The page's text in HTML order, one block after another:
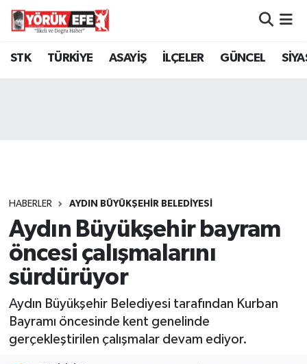
STK TÜRKİYE ASAYİŞ İLÇELER GÜNCEL
HABERLER AYDIN BÜYÜKŞEHİR BELEDİYESİ
Aydın Büyükşehir bayram
öncesi çalışmalarını
sürdürüyor
Aydın Büyükşehir Belediyesi tarafından Kurban
Bayramı öncesinde kent genelinde
gerçekleştirilen çalışmalar devam ediyor.
Aydın Nöbetçi Eczaneler
Tüm Manşetler
Son Dakika Haberleri
Haber Arşivi